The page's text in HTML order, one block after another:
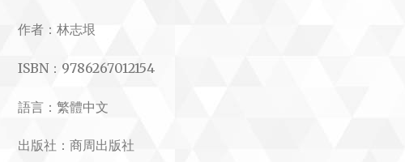
作者：林志垠
ISBN：9786267012154
語言：繁體中文
出版社：商周出版社